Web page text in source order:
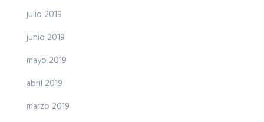
julio 2019
junio 2019
mayo 2019
abril 2019
marzo 2019